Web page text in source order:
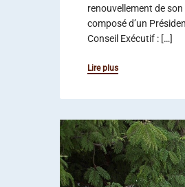
renouvellement de
composé d’un
Conseil Exécutif : […]
Lire plus